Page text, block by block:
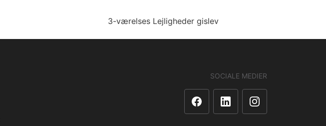
3-værelses Lejligheder gislev
SOCIALE MEDIER